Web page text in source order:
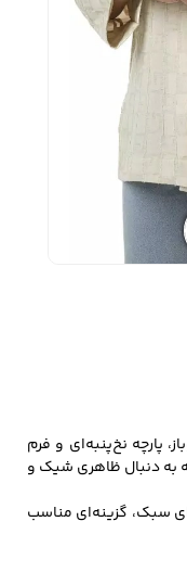
مردانه
پارچه ای
جاکارتی
کمربند مردانه
پارچه نخ‌پنبه‌ای و فرم
به دنبال ظاهری شیک و
سبک، گزینه‌ای مناسب